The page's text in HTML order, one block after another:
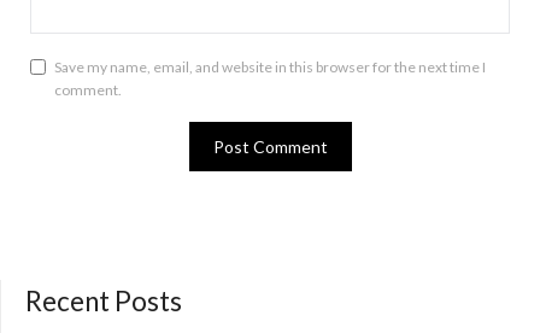
Save my name, email, and website in this browser for the next time I
comment.
Recent Posts